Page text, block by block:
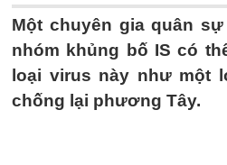
Một chuyên gia quân
nhóm khủng bố IS có
loại virus này như một
chống lại phương Tây.